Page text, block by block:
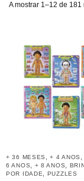
A mostrar 1–12 de 181
+ 36 MESES ,+ 4 ANOS
6 ANOS
+ 8 ANOS
POR IDADE PUZZLES